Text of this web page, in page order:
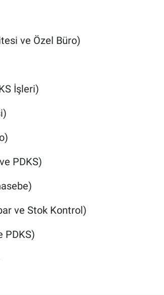
ve Özel Büro)
İşleri)
PDKS)
ve Stok Kontrol)
PDKS)